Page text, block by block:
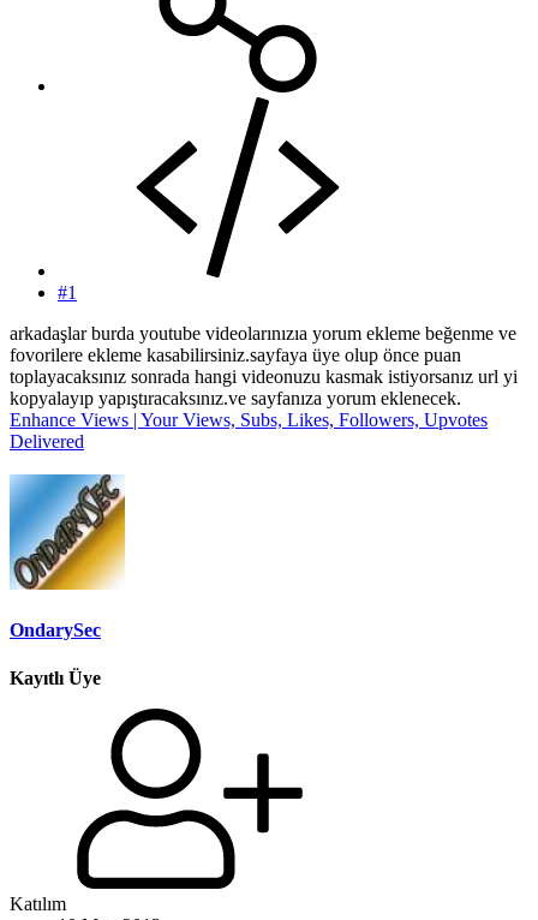
#1
arkadaşlar burda youtube videolarınızıa yorum ekleme beğenme ve
fovorilere ekleme kasabilirsiniz.sayfaya üye olup önce puan
toplayacaksınız sonrada hangi videonuzu kasmak istiyorsanız url yi
kopyalayıp yapıştıracaksınız.ve sayfanıza yorum eklenecek.
Enhance Views | Your Views, Subs, Likes, Followers, Upvotes
Delivered
OndarySec
Kayıtlı Üye
Katılım